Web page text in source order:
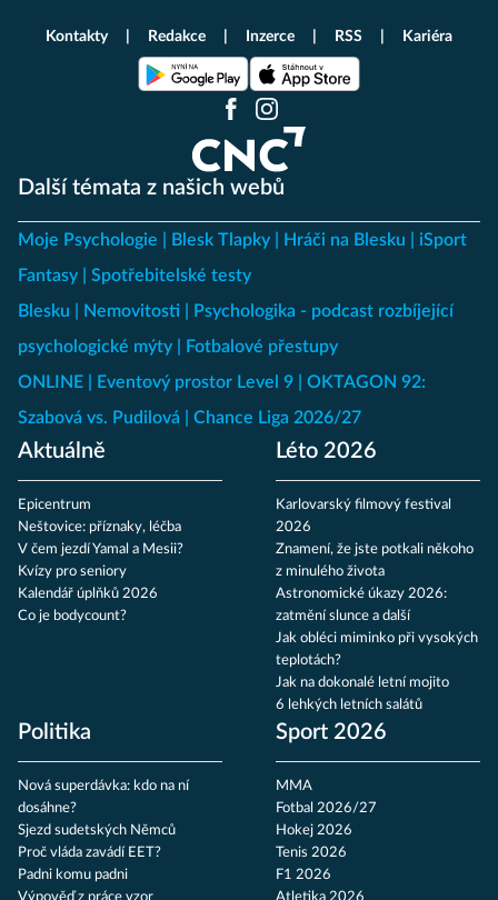
Další témata z našich webů
Moje Psychologie Blesk Tlapky Hráči na Blesku
iSport
Fantasy
Spotřebitelské testy
Blesku
Nemovitosti
Psychologika - podcast rozbíjející
psychologické mýty
Fotbalové přestupy
ONLINE
Eventový prostor Level 9
OKTAGON 92:
Szabová vs. Pudilová
Chance Liga 2026/27
Aktuálně
Epicentrum
Neštovice: příznaky, léčba
V čem jezdí Yamal a Mesii?
Kvízy pro seniory
Kalendář úplňků 2026
Co je bodycount?
Léto 2026
Karlovarský filmový festival
2026
Znamení, že jste potkali někoho
z minulého života
Astronomické úkazy 2026:
zatmění slunce a další
Jak obléci miminko při vysokých
teplotách?
Jak na dokonalé letní mojito
6 lehkých letních salátů
Politika
Nová superdávka: kdo na ní
dosáhne?
Sjezd sudetských Němců
Proč vláda zavádí EET?
Padni komu padni
Sport 2026
MMA
Fotbal 2026/27
Hokej 2026
Tenis 2026
F1 2026
Kontakty Redakce Inzerce RSS Kariéra